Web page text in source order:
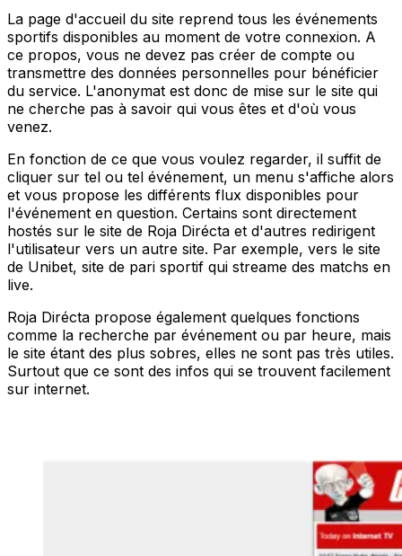
La page d'accueil du site reprend tous les événements
sportifs disponibles au moment de votre connexion. A
ce propos, vous ne devez pas créer de compte ou
transmettre des données personnelles pour bénéficier
du service. L'anonymat est donc de mise sur le site qui
ne cherche pas à savoir qui vous êtes et d'où vous
venez.
En fonction de ce que vous voulez regarder, il suffit de
cliquer sur tel ou tel événement, un menu s'affiche alors
et vous propose les différents flux disponibles pour
l'événement en question. Certains sont directement
hostés sur le site de Roja Dirécta et d'autres redirigent
l'utilisateur vers un autre site. Par exemple, vers le site
de Unibet, site de pari sportif qui streame des matchs en
live.
Roja Dirécta propose également quelques fonctions
comme la recherche par événement ou par heure, mais
le site étant des plus sobres, elles ne sont pas très utiles.
Surtout que ce sont des infos qui se trouvent facilement
sur internet.